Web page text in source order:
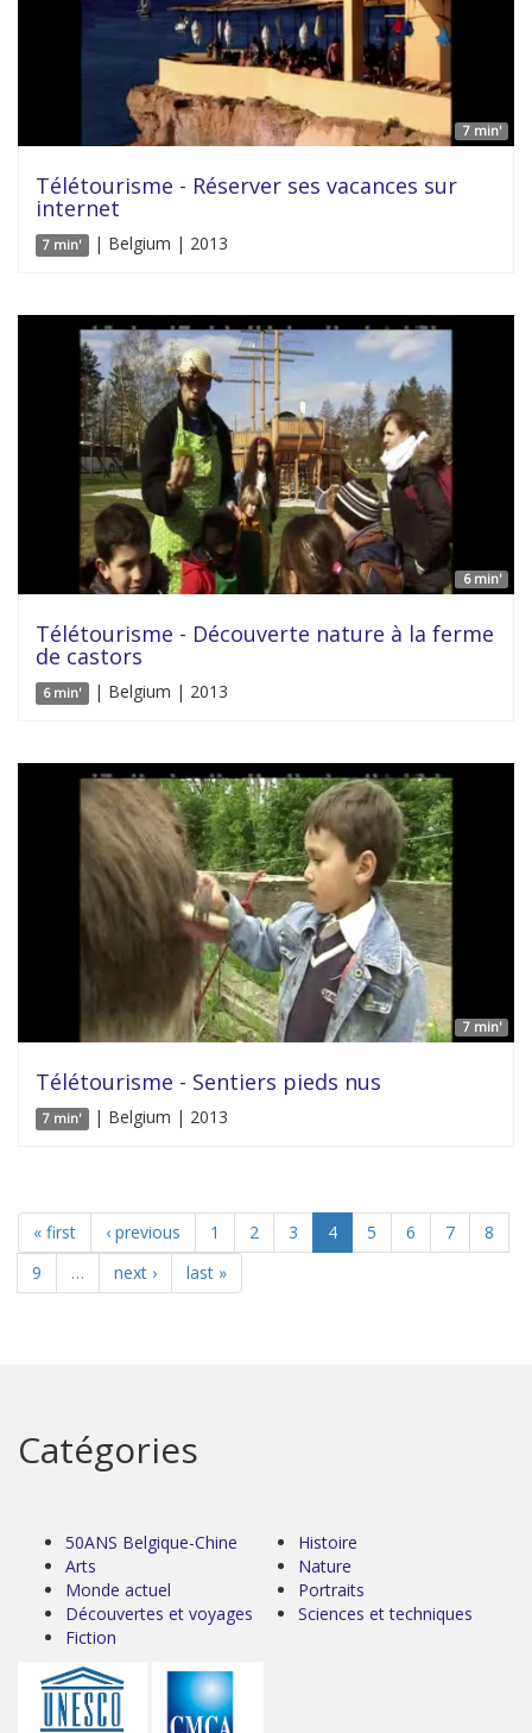
7 min'
Télétourisme - Réserver ses vacances sur
internet
7 min' | Belgium | 2013
6 min'
Télétourisme - Découverte nature à la ferme
de castors
6 min' | Belgium | 2013
7 min'
Télétourisme - Sentiers pieds nus
7 min' | Belgium | 2013
« first ‹ previous 1 2 3 4 5 6 7
8
9
… next › last »
Catégories
50ANS Belgique-Chine
Arts
Monde actuel
Découvertes et voyages
Fiction
Histoire
Nature
Portraits
Sciences et techniques